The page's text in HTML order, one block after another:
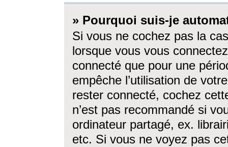
» Pourquoi suis-je
Si vous ne cochez pas la
lorsque vous vous
connecté que pour une
empêche l’utilisation de
rester connecté, cochez
n’est pas recommandé si
ordinateur partagé, ex.
etc. Si vous ne voyez pas